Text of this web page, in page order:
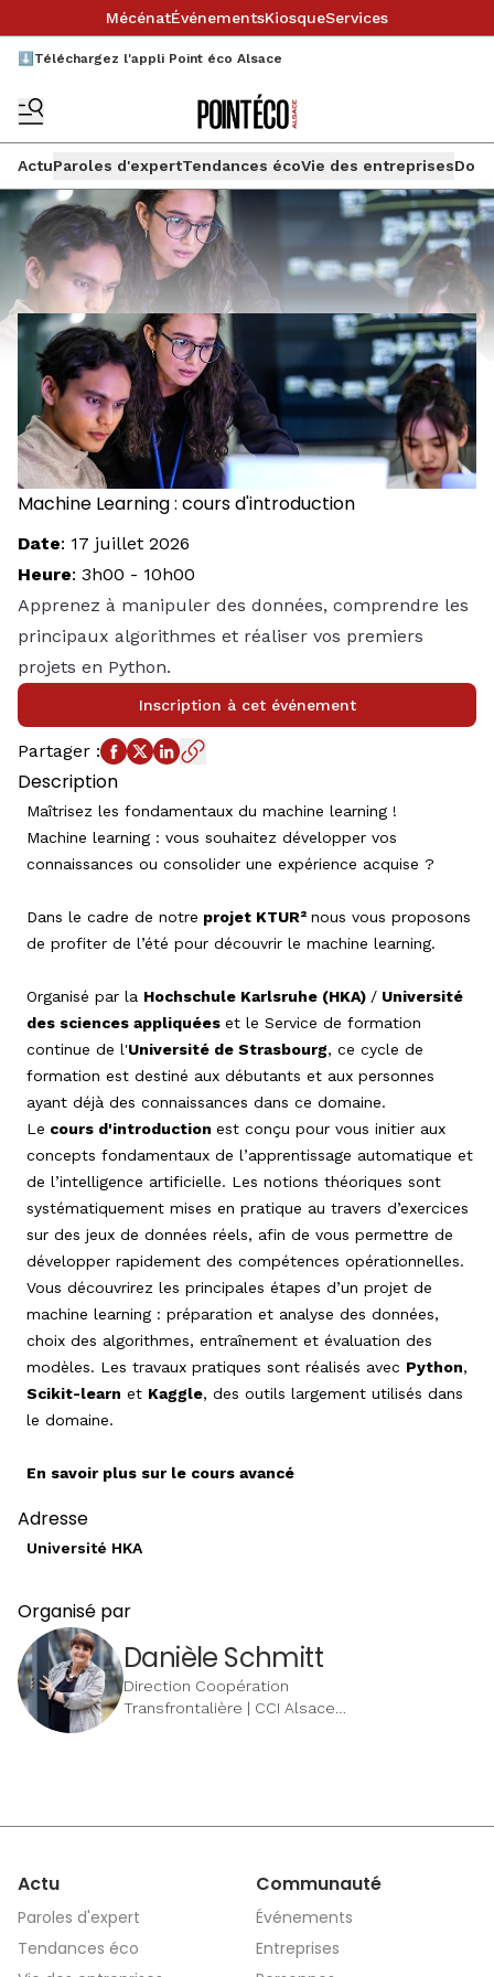
MécénatÉvénementsKiosqueServices
⬇️Téléchargez l'appli Point éco Alsace
ActuParoles d'expertTendances écoVie des entreprises
Machine Learning : cours d'introduction
Date: 17 juillet 2026
Heure: 3h00 - 10h00
Apprenez à manipuler des données, comprendre les
principaux algorithmes et réaliser vos premiers
projets en Python.
Inscription à cet événement
Partager :
Description
Maîtrisez les fondamentaux du machine learning !
Machine learning : vous souhaitez développer vos
connaissances ou consolider une expérience acquise ?
Dans le cadre de notre projet KTUR² nous vous proposons
de profiter de l’été pour découvrir le machine learning.
Organisé par la Hochschule Karlsruhe (HKA) / Université
des sciences appliquées et le Service de formation
continue de l'Université de Strasbourg, ce cycle de
formation est destiné aux débutants et aux personnes
ayant déjà des connaissances dans ce domaine.
Le cours d'introduction est conçu pour vous initier aux
concepts fondamentaux de l’apprentissage automatique et
de l’intelligence artificielle. Les notions théoriques sont
systématiquement mises en pratique au travers d’exercices
sur des jeux de données réels, afin de vous permettre de
développer rapidement des compétences opérationnelles.
Vous découvrirez les principales étapes d’un projet de
machine learning : préparation et analyse des données,
choix des algorithmes, entraînement et évaluation des
modèles. Les travaux pratiques sont réalisés avec Python,
Scikit-learn et Kaggle, des outils largement utilisés dans
le domaine.
En savoir plus sur le cours avancé
Adresse
Université HKA
Organisé par
Danièle Schmitt
Direction Coopération
Transfrontalière | CCI Alsace
Actu
Paroles d'expert
Tendances éco
Communauté
Événements
Entreprises